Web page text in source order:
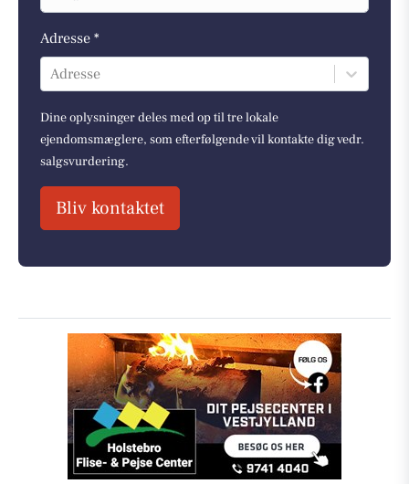
Adresse *
Adresse
Dine oplysninger deles med op til tre lokale
ejendomsmæglere, som efterfølgende vil kontakte dig vedr.
salgsvurdering.
Bliv kontaktet